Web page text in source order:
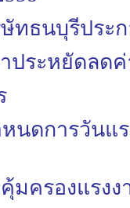
ทธนบุรีประ
ประหยัดลด
หนดการวันแ
ครองแรงง